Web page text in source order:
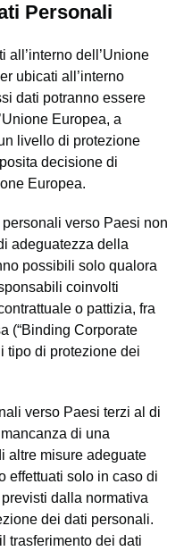
Personali
all’interno dell’Unione
ubicati all’interno
dati potranno essere
Europea, a
livello di protezione
decisione di
Europea.
verso Paesi non
adeguatezza della
possibili solo qualora
coinvolti
o pattizia, fra
(“Binding Corporate
tipo di protezione dei
verso Paesi terzi al di
di una
altre misure adeguate
effettuati solo in caso di
dalla normativa
dei dati personali.
trasferimento dei dati